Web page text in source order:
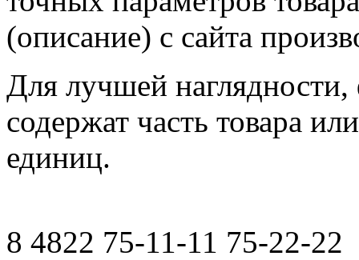
(описание) с сайта
Для лучшей наглядности,
содержат часть товара
единиц.
8 4822 75-11-11 75-22-22